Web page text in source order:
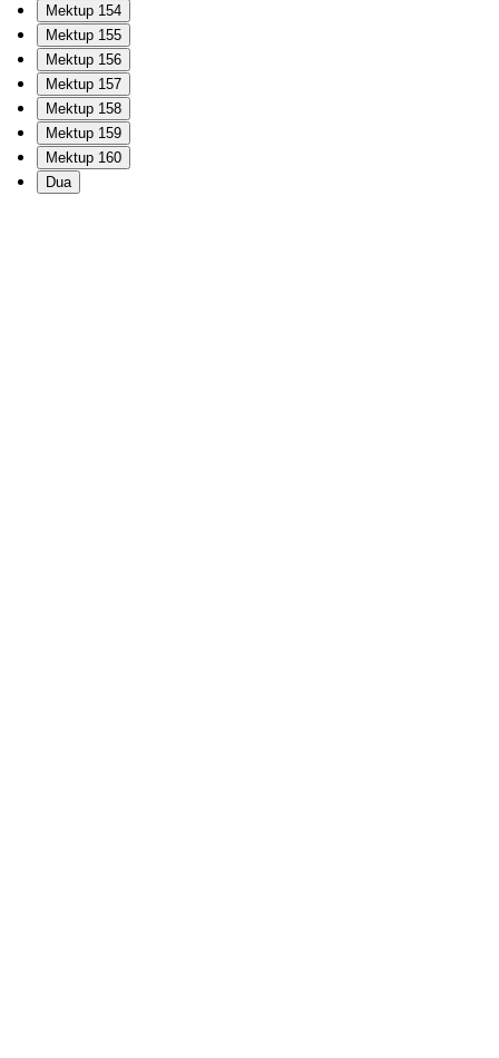
Mektup 154
Mektup 155
Mektup 156
Mektup 157
Mektup 158
Mektup 159
Mektup 160
Dua